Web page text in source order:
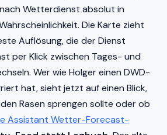
Wetterdienst absolut in
Die Karte zieht
Auflösung, die der Dienst
per Klick zwischen Tages- und
Wer wie Holger einen DWD-
hat, sieht jetzt auf einen Blick,
Rasen sprengen sollte oder ob
Assistant Wetter-Forecast-